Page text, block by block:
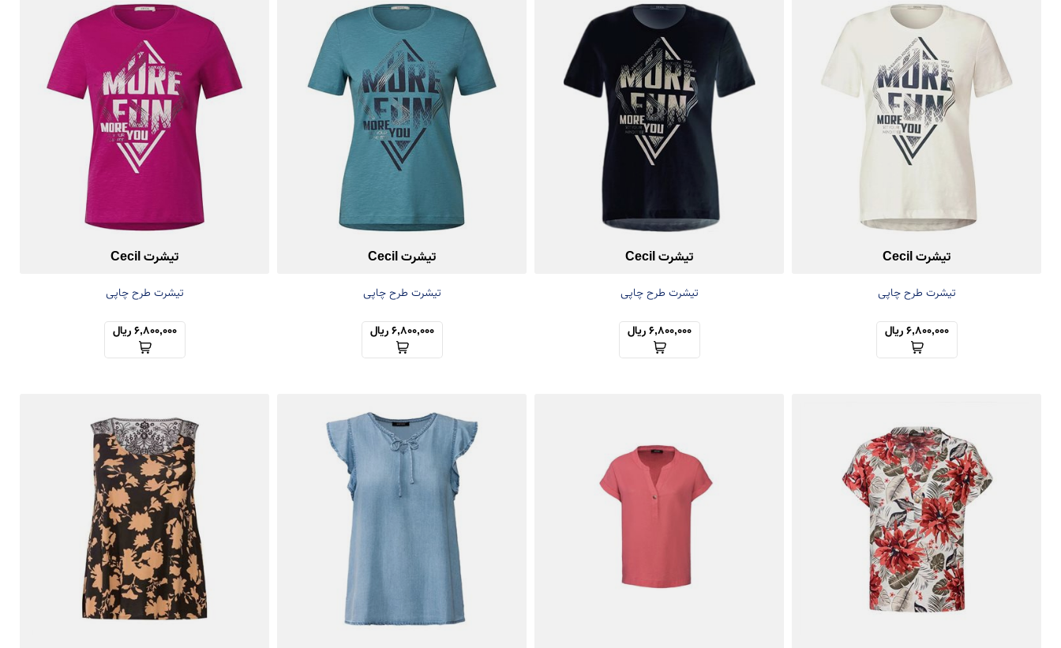
تیشرت Cecil
تیشرت طرح چاپی
6,800,000 ریال
تیشرت Cecil
تیشرت طرح چاپی
6,800,000 ریال
تیشرت Cecil
تیشرت طرح چاپی
6,800,000 ریال
تیشرت Cecil
تیشرت طرح چاپی
6,800,000 ریال